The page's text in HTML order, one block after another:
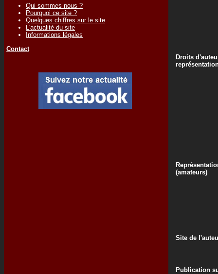
Qui sommes nous ?
Pourquoi ce site ?
Quelques chiffres sur le site
L'actualité du site
Informations légales
Contact
Droits
(amateurs)
Site de
Publication